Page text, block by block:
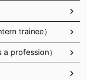
trainee）
profession）